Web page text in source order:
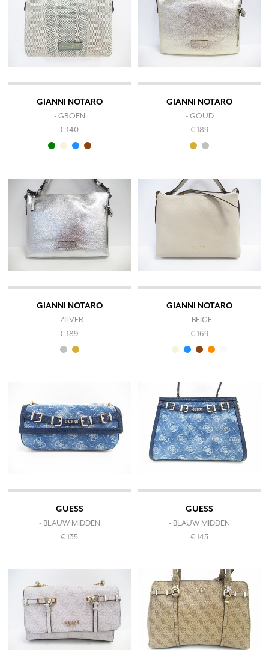
GIANNI NOTARO
- GROEN
€ 140
GIANNI NOTARO
- GOUD
€ 189
GIANNI NOTARO
- ZILVER
€ 189
GIANNI NOTARO
- BEIGE
€ 169
GUESS
- BLAUW MIDDEN
€ 135
GUESS
- BLAUW MIDDEN
€ 145